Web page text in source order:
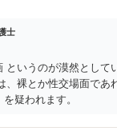
士
というのが漠然として
、裸とか性交場面であ
疑われます。